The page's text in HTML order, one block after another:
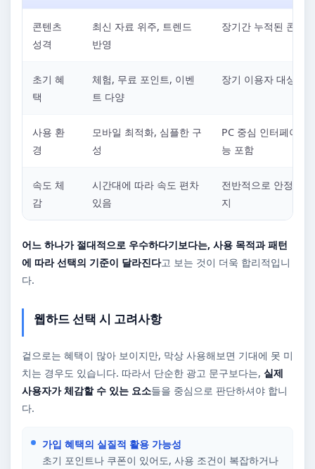
콘텐츠
성격
최신 자료 위주, 트렌드
반영
장기간 누적된 콘텐
초기 혜
택
체험, 무료 포인트, 이벤
트 다양
장기 이용자 대상 혜
사용 환
경
모바일 최적화, 심플한 구
성
PC 중심 인터페이스,
능 포함
속도 체
감
시간대에 따라 속도 편차
있음
전반적으로 안정적
지
어느 하나가 절대적으로 우수하다기보다는, 사용 목적과 패턴
에 따라 선택의 기준이 달라진다고 보는 것이 더욱 합리적입니
다.
웹하드 선택 시 고려사항
겉으로는 혜택이 많아 보이지만, 막상 사용해보면 기대에 못 미
치는 경우도 있습니다. 따라서 단순한 광고 문구보다는, 실제
사용자가 체감할 수 있는 요소들을 중심으로 판단하셔야 합니
다.
가입 혜택의 실질적 활용 가능성
초기 포인트나 쿠폰이 있어도, 사용 조건이 복잡하거나